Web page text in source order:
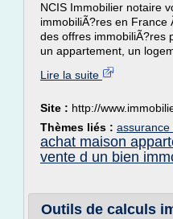
NCIS Immobilier notaire
immobiliÃ?res en
des offres immobiliÃ?res
un appartement, un
Lire la suite
Site : http://
Thèmes liés : assurance
achat maison
vente d un bien
Outils de calculs